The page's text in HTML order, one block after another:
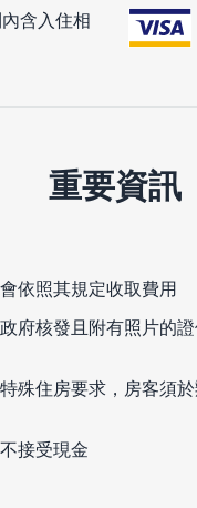
含入住相
重要資訊
依照其規定收取費用
府核發且附有照片的
殊住房要求，房客須
接受現金